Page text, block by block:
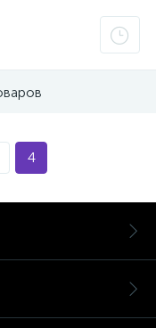
4